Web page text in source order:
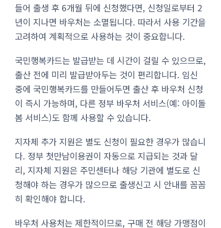
들어 출생 후 6개월 뒤에 신청했다면, 신청일로부터 2
년이 지나면 바우처는 소멸됩니다. 따라서 사용 기간을
고려하여 계획적으로 사용하는 것이 중요합니다.
국민행복카드는 발급받는 데 시간이 걸릴 수 있으므로,
출산 전에 미리 발급받아두는 것이 편리합니다. 임신
중에 국민행복카드를 만들어두면 출산 후 바우처 신청
이 즉시 가능하며, 다른 정부 바우처 서비스(예: 아이돌
봄 서비스)도 함께 사용할 수 있습니다.
지자체 추가 지원은 별도 신청이 필요한 경우가 많습니
다. 정부 첫만남이용권이 자동으로 지급되는 것과 달
리, 지자체 지원은 주민센터나 해당 기관에 별도로 신
청해야 하는 경우가 많으므로 출생신고 시 안내를 꼼꼼
히 확인해야 합니다.
바우처 사용처는 제한적이므로, 구매 전 해당 가맹점이